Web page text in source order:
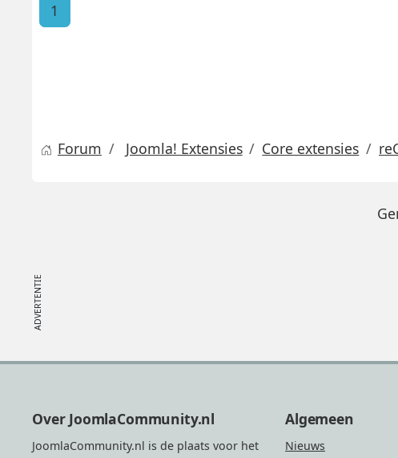
1
Forum Joomla! Extensies Core extensies
Over JoomlaCommunity.nl
JoomlaCommunity.nl is de plaats voor het
Algemeen
Nieuws